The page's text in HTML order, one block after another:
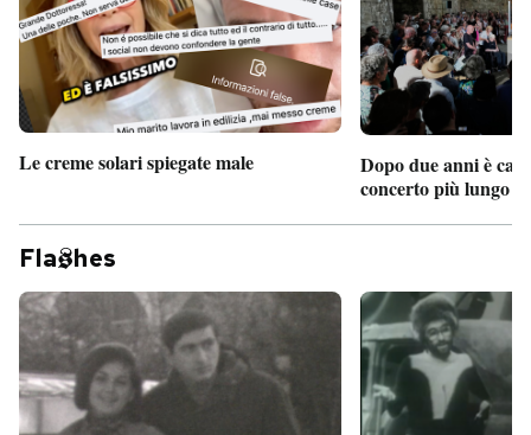
Le creme solari spiegate male
Dopo due anni è
concerto più lungo
Fla hes